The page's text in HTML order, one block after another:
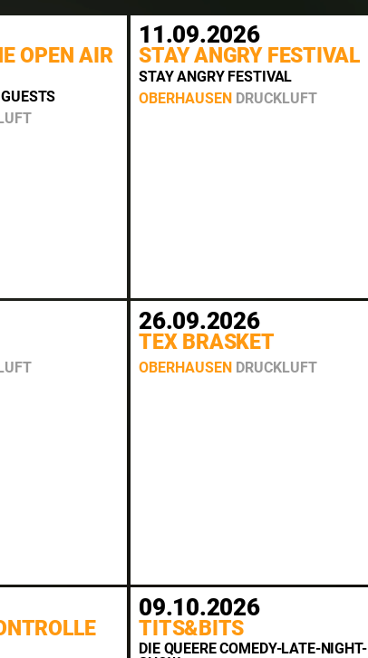
OPEN AIR
11.09.2026
STAY ANGRY FESTIVAL
STAY ANGRY FESTIVAL
OBERHAUSEN DRUCKLUFT
26.09.2026
TEX BRASKET
OBERHAUSEN DRUCKLUFT
09.10.2026
TITS&BITS
DIE QUEERE COMEDY-LATE-NIGHT-